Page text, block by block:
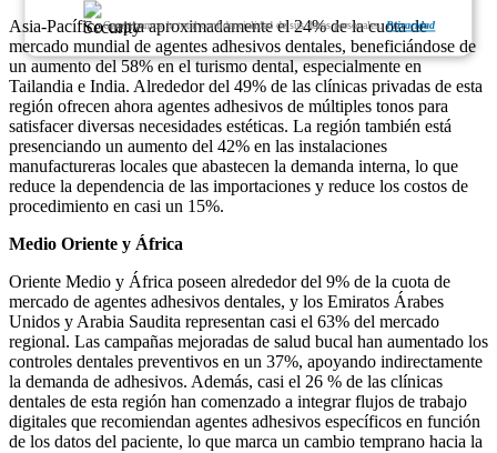
Garantizamos la total confidencialidad de sus datos personales.Privacidad
Asia-Pacífico capta aproximadamente el 24% de la cuota de
mercado mundial de agentes adhesivos dentales, beneficiándose de
un aumento del 58% en el turismo dental, especialmente en
Tailandia e India. Alrededor del 49% de las clínicas privadas de esta
región ofrecen ahora agentes adhesivos de múltiples tonos para
satisfacer diversas necesidades estéticas. La región también está
presenciando un aumento del 42% en las instalaciones
manufactureras locales que abastecen la demanda interna, lo que
reduce la dependencia de las importaciones y reduce los costos de
procedimiento en casi un 15%.
Medio Oriente y África
Oriente Medio y África poseen alrededor del 9% de la cuota de
mercado de agentes adhesivos dentales, y los Emiratos Árabes
Unidos y Arabia Saudita representan casi el 63% del mercado
regional. Las campañas mejoradas de salud bucal han aumentado los
controles dentales preventivos en un 37%, apoyando indirectamente
la demanda de adhesivos. Además, casi el 26 % de las clínicas
dentales de esta región han comenzado a integrar flujos de trabajo
digitales que recomiendan agentes adhesivos específicos en función
de los datos del paciente, lo que marca un cambio temprano hacia la